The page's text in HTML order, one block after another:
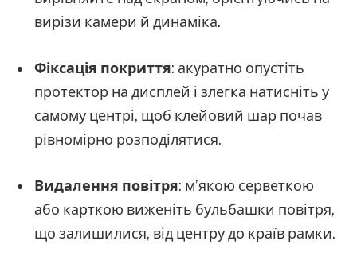
вирізи камери й динаміка.
Фіксація покриття: акуратно опустіть
протектор на дисплей і злегка натисніть у
самому центрі, щоб клейовий шар почав
рівномірно розподілятися.
Видалення повітря: м’якою серветкою
або карткою виженіть бульбашки повітря,
що залишилися, від центру до країв рамки.